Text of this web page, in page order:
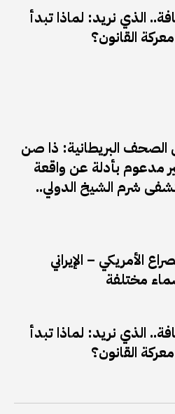
الذي نريد: لماذا تبدأ
القانون؟
الصحف البريطانية: ذا صن
مدعوم بأدلة عن واقعة
شرم الشيخ الدولي..
الأمريكي – الإيراني
مختلفة
الذي نريد: لماذا تبدأ
القانون؟